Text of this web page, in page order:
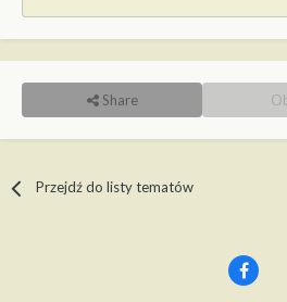
Share
Przejdź do listy tematów